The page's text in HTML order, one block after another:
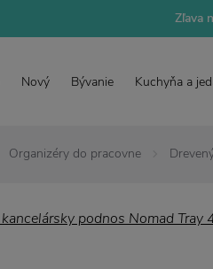
Zľava
Nový Bývanie Kuchyňa a
Organizéry do pracovne